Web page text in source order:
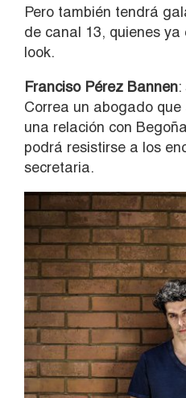
Pero también tendrá
de canal 13, quienes
look.
Franciso Pérez Bannen
Correa un abogado
una relación con
podrá resistirse a los
secretaria.